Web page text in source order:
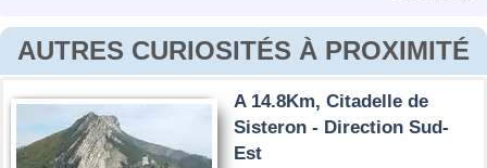
AUTRES CURIOSITÉS À PROXIMITÉ
A 14.8Km, Citadelle de
Sisteron - Direction Sud-
Est